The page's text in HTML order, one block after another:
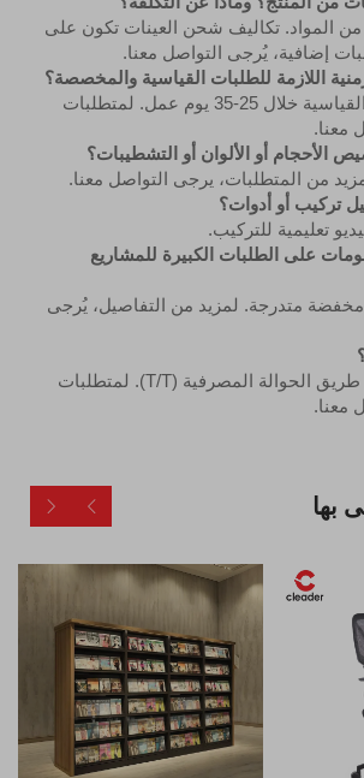
المواد. تكاليف شحن العينات تكون على
إضافية، يُرجى التواصل معنا.
ج: يتم شحن النماذج القياسية خلال 25-35 يوم عمل. لمتطلبات
معنا.
من المتطلبات، يرجى التواصل معنا.
تعليمية للتركيب.
على الطلبات الكبيرة للمشاريع
مخفضة متدرجة. لمزيد من التفاصيل، يُرجى
أ: نحن نقبل الدفع عن طريق الحوالة المصرفية (T/T). لمتطلبات
معنا.
بها